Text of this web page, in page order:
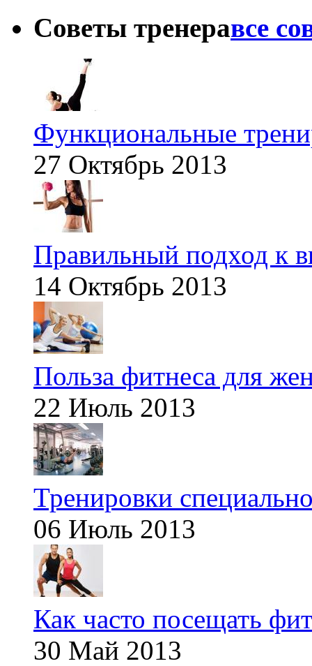
Советы тренеравсе
Функциональные
27 Октябрь 2013
Правильный подход к
14 Октябрь 2013
Польза фитнеса для
22 Июль 2013
Тренировки
06 Июль 2013
Как часто посещать
30 Май 2013